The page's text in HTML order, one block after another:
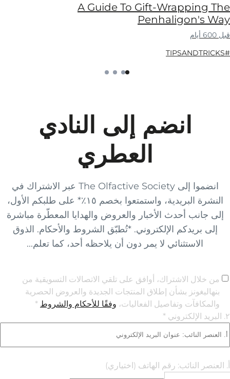
A Guide To Gift-Wrapping The
Penhaligon's Way
قبل 600 أيام
#TIPSANDTRICKS
انضم إلى النادي
العطري
انضموا إلى The Olfactive Society عبر الاشتراك في
النشرة البريدية، واستمتعوا بخصم ١٥٪* على طلبكم الأول،
إلى جانب أحدث الأخبار والعروض والهدايا المعطّرة مباشرة
إلى بريدكم الإلكتروني. *تُطبّق الشروط والأحكام. الذوق
الاستثنائي لا يمر دون أن يلاحظه أحد، كما تعلم...
من خلال الاشتراك، أوافق على تلقي الاتصالات التسويقية من
بنهاليغونز بشأن إطلاق المنتجات الجديدة والعروض الحصرية
والمكافآت وتفاصيل الفعاليات، وفقًا للأحكام والشروط *
٢. البريد الإلكتروني *
أ. العنصر النائب: رقم الهاتف (اختياري)